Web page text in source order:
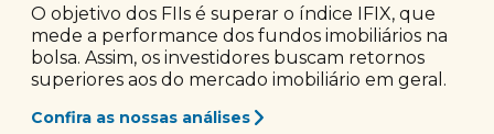
O objetivo dos FIIs é superar o índice IFIX, que
mede a performance dos fundos imobiliários na
bolsa. Assim, os investidores buscam retornos
superiores aos do mercado imobiliário em geral.
Confira as nossas análises